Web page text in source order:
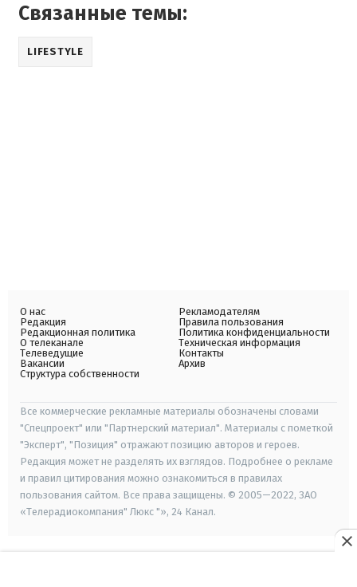
Связанные темы:
LIFESTYLE
О нас
Редакция
Редакционная политика
О телеканале
Телеведущие
Вакансии
Структура собственности
Рекламодателям
Правила пользования
Политика конфиденциальности
Техническая информация
Контакты
Архив
Все коммерческие рекламные материалы обозначены словами
"Спецпроект" или "Партнерский материал". Материалы с пометкой
"Эксперт", "Позиция" отражают позицию авторов и героев.
Редакция может не разделять их взглядов. Подробнее о рекламе
и правил цитирования можно ознакомиться в правилах
пользования сайтом. Все права защищены. © 2005—2022, ЗАО
«Телерадиокомпания" Люкс "», 24 Канал.